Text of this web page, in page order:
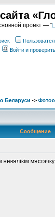
проект — “
Войти и
Беларуси ->
Сообщение